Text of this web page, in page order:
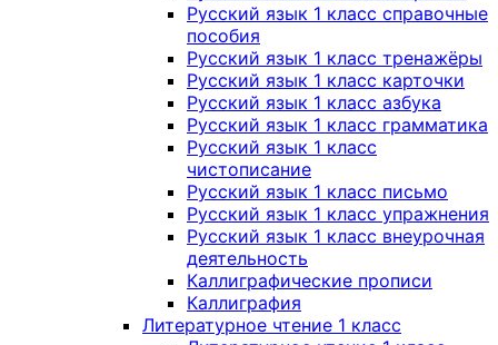
Русский язык 1 класс справочные
пособия
Русский язык 1 класс тренажёры
Русский язык 1 класс карточки
Русский язык 1 класс азбука
Русский язык 1 класс грамматика
Русский язык 1 класс
чистописание
Русский язык 1 класс письмо
Русский язык 1 класс упражнения
Русский язык 1 класс внеурочная
деятельность
Каллиграфические прописи
Каллиграфия
Литературное чтение 1 класс